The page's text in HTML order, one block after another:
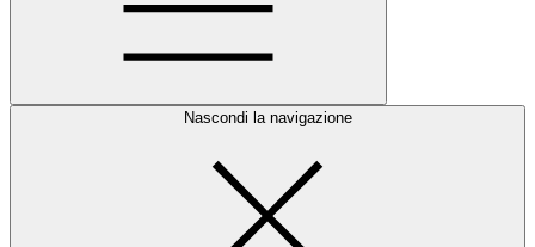
Nascondi la navigazione